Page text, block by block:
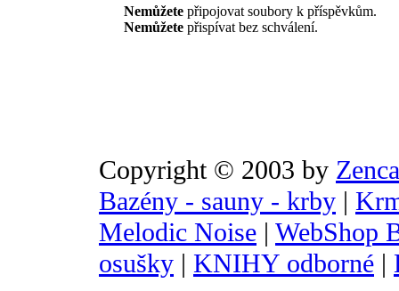
Nemůžete připojovat soubory k příspěvkům.
Nemůžete přispívat bez schválení.
Copyright © 2003 by
Bazény - sauny - krby |
Melodic Noise | WebShop
osušky | KNIHY odborné |